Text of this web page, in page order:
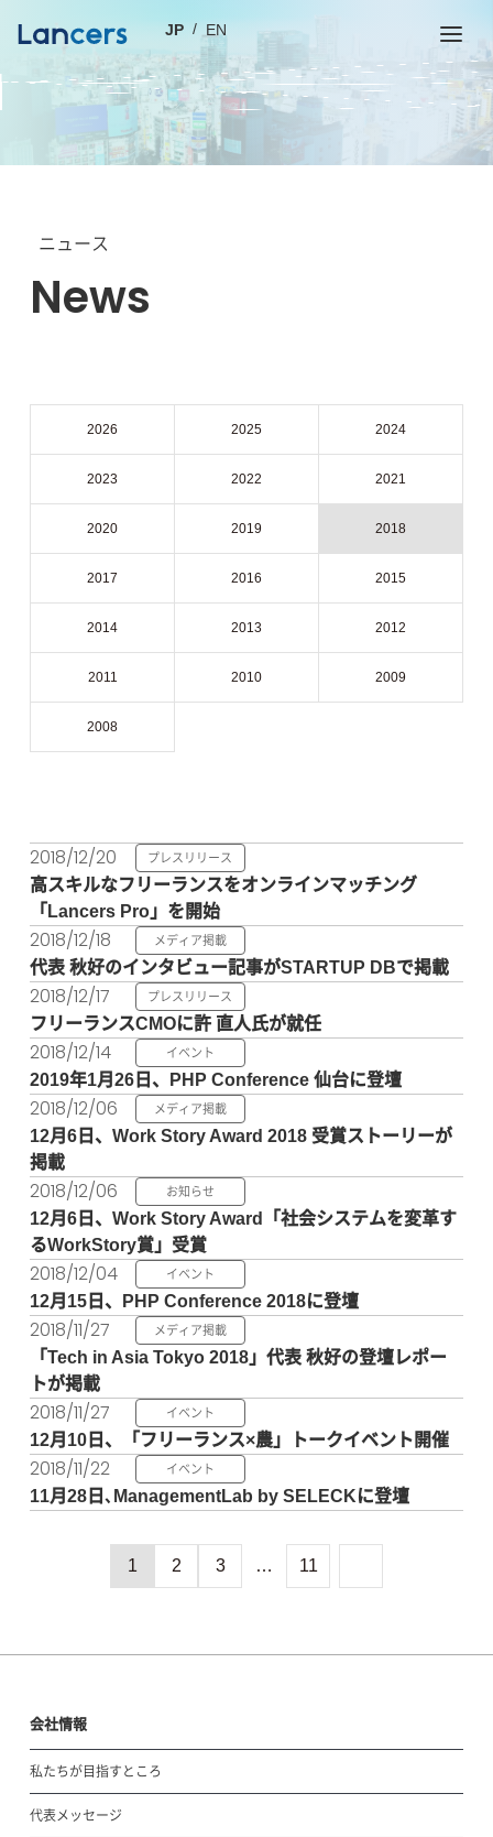
JP EN
ニュース
News
2026 2025 2024
2023 2022 2021
2020 2019 2018
2017 2016 2015
2014 2013 2012
2011 2010 2009
2008
2018/12/20 プレスリリース
高スキルなフリーランスをオンラインマッチング
「Lancers Pro」を開始
2018/12/18 メディア掲載
代表 秋好のインタビュー記事がSTARTUP DBで掲載
2018/12/17 プレスリリース
フリーランスCMOに許 直人氏が就任
2018/12/14 イベント
2019年1月26日、PHP Conference 仙台に登壇
2018/12/06 メディア掲載
12月6日、Work Story Award 2018 受賞ストーリーが
掲載
2018/12/06 お知らせ
12月6日、Work Story Award「社会システムを変革す
るWorkStory賞」受賞
2018/12/04 イベント
12月15日、PHP Conference 2018に登壇
2018/11/27 メディア掲載
「Tech in Asia Tokyo 2018」代表 秋好の登壇レポー
トが掲載
2018/11/27 イベント
12月10日、「フリーランス×農」トークイベント開催
2018/11/22 イベント
11月28日､ManagementLab by SELECKに登壇
1 2 3 … 11
会社情報
私たちが目指すところ
代表メッセージ